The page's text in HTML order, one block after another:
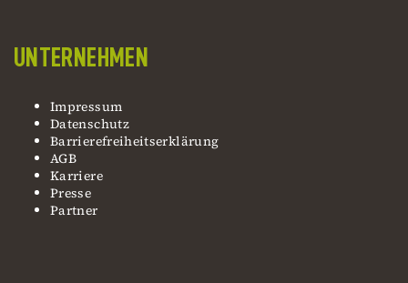
UNTERNEHMEN
Impressum
Datenschutz
Barrierefreiheitserklärung
AGB
Karriere
Presse
Partner